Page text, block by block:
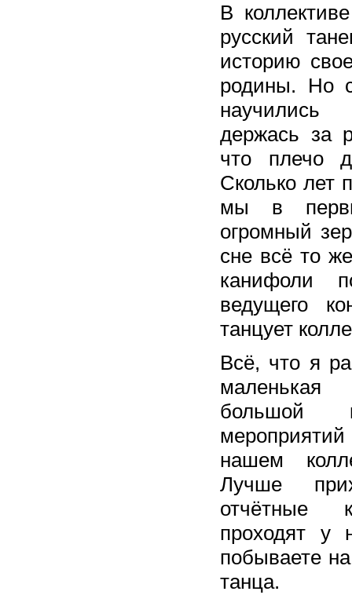
В
русский
историю
родины. Но
держась за
что плечо
Сколько лет
мы в
огромный
сне всё то
канифоли
ведущего
танцует
Всё, что я
большой
нашем
Лучше
отчётные
проходят у
побываете
танца.